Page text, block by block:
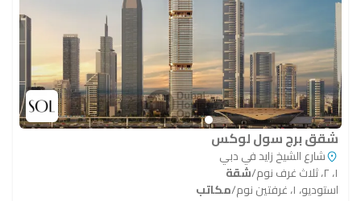
شقق برج سول لوكس
شارع الشيخ زايد في دبي
١، ٢، ثلاث غرف نوم
/شقة
استوديو، ١، غرفتين نوم
/مكاتب